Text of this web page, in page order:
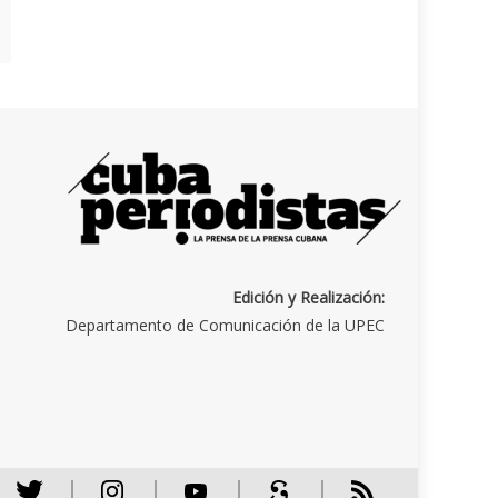
Edición y Realización:
Departamento de Comunicación de la UPEC